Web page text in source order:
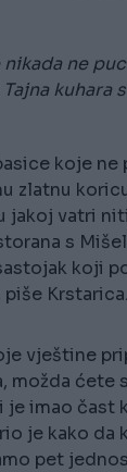
ne
kuhara
koje ne
zlatnu
jakoj vatri
s
koji
Krstarica.
vještine
možda ćete
je imao čast
je kako da
pet